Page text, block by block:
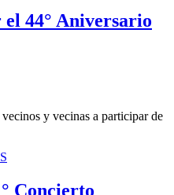
44° Aniversario
y vecinas a participar de
Concierto